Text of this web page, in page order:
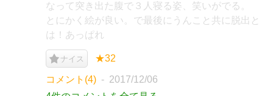
なって突き出た腹で３人寝る姿、笑いがでる。
とにかく絵が良い。で最後にうんこと共に脱出と
は！あっぱれ
ナイス ★32
コメント(4)
2017/12/06